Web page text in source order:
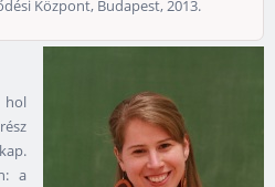
Központ, Budapest, 2013.
hol
a